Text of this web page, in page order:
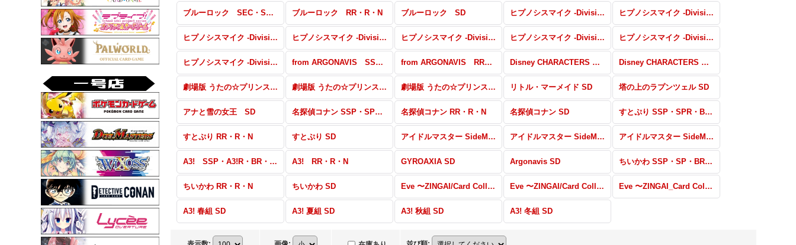
ブルーロック SEC・SSP・HMR・BR ブルーロック RR・R・N ブルーロック SD ヒプノシスマイク -Division Rap Battle- SEC・SSP・HMR・BR ヒプノシスマイク -Division Rap Battle- RR・R・N
ヒプノシスマイク -Division Rap Battle- Buster Bros!!! ヒプノシスマイク -Division Rap Battle- MAD TRIGGER CREW ヒプノシスマイク -Division Rap Battle- Fling Posse ヒプノシスマイク -Division Rap Battle- 麻天狼 ヒプノシスマイク -Division Rap Battle- どついたれ本舗
ヒプノシスマイク -Division Rap Battle- Ass Temple from ARGONAVIS SSP・ARG・BR from ARGONAVIS RR・R・N Disney CHARACTERS MKR・PSR・SP・DYR・BR・PR Disney CHARACTERS RR・R・N
劇場版 うたの☆プリンスさまっ♪ マジLOVEキングダム SSP・SPR・BR・PR 劇場版 うたの☆プリンスさまっ♪ マジLOVEキングダム RR・R・N 劇場版 うたの☆プリンスさまっ♪ マジLOVEスターリッシュツアーズ SD リトル・マーメイド SD 塔の上のラプンツェル SD
アナと雪の女王 SD 名探偵コナン SSP・SPR・BR・PR 名探偵コナン RR・R・N 名探偵コナン SD すとぷり SSP・SPR・BR・PR
すとぷり RR・R・N すとぷり SD アイドルマスター SideM SSP・SP・BR・PR アイドルマスター SideM RR・R・N アイドルマスター SideM SD
A3! SSP・A3!R・BR・PR A3! RR・R・N GYROAXIA SD Argonavis SD ちいかわ SSP・SP・BR・PR
ちいかわ RR・R・N ちいかわ SD Eve 〜ZINGAI/Card Collection〜 SSP・SP・BR・PR Eve 〜ZINGAI/Card Collection〜 RR・R・N Eve 〜ZINGAI_Card Collection〜 SD
A3! 春組 SD A3! 夏組 SD A3! 秋組 SD A3! 冬組 SD